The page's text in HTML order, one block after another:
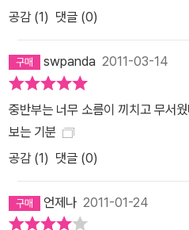
공감 (1) 댓글 (0)
swpanda 2011-03-14
중반부는 너무 소름이 끼치고 무서
보는 기분
공감 (1) 댓글 (0)
언제나 2011-01-24